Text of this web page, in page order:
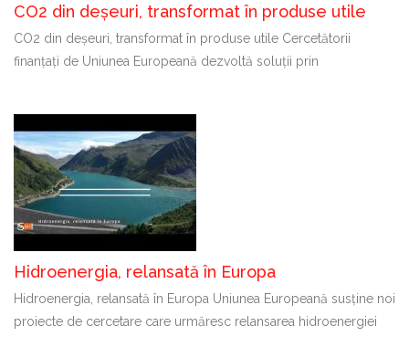
CO2 din deșeuri, transformat în produse utile
CO2 din deșeuri, transformat în produse utile Cercetătorii
finanțați de Uniunea Europeană dezvoltă soluții prin
Hidroenergia, relansată în Europa
Hidroenergia, relansată în Europa Uniunea Europeană susține noi
proiecte de cercetare care urmăresc relansarea hidroenergiei